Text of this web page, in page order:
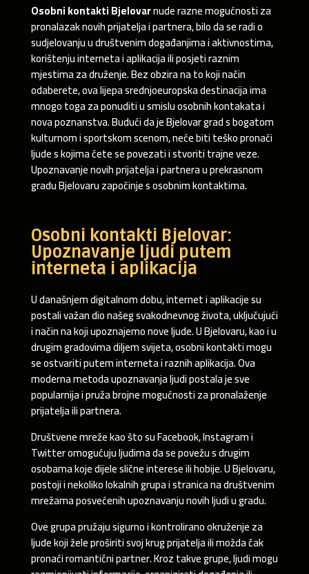
Osobni kontakti Bjelovarnude razne mogućnosti za
pronalazak novih prijatelja i partnera, bilo da se radi o
sudjelovanju u društvenim događanjima i aktivnostima,
korištenju interneta i aplikacija ili posjeti raznim
mjestima za druženje. Bez obzira na to koji način
odaberete, ova lijepa srednjoeuropska destinacija ima
mnogo toga za ponuditi u smislu osobnih kontakata i
nova poznanstva. Budući da je Bjelovar grad s bogatom
kulturnom i sportskom scenom, neće biti teško pronaći
ljude s kojima ćete se povezati i stvoriti trajne veze.
Upoznavanje novih prijatelja i partnera u prekrasnom
gradu Bjelovaru započinje s osobnim kontaktima.
Osobni kontakti Bjelovar:
Upoznavanje ljudi putem
interneta i aplikacija
U današnjem digitalnom dobu, internet i aplikacije su
postali važan dio našeg svakodnevnog života, uključujući
i način na koji upoznajemo nove ljude. U Bjelovaru, kao i u
drugim gradovima diljem svijeta, osobni kontakti mogu
se ostvariti putem interneta i raznih aplikacija. Ova
moderna metoda upoznavanja ljudi postala je sve
popularnija i pruža brojne mogućnosti za pronalaženje
prijatelja ili partnera.
Društvene mreže kao što su Facebook, Instagram i
Twitter omogućuju ljudima da se povežu s drugim
osobama koje dijele slične interese ili hobije. U Bjelovaru,
postoji i nekoliko lokalnih grupa i stranica na društvenim
mrežama posvećenih upoznavanju novih ljudi u gradu.
Ove grupa pružaju sigurno i kontrolirano okruženje za
ljude koji žele proširiti svoj krug prijatelja ili možda čak
pronaći romantični partner. Kroz takve grupe, ljudi mogu